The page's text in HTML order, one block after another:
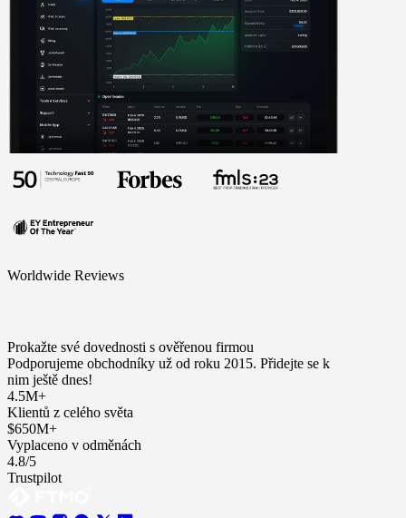
Worldwide Reviews
Prokažte své dovednosti s ověřenou firmou
Podporujeme obchodníky už od roku 2015. Přidejte se k
nim ještě dnes!
4.5M+
Klientů z celého světa
$650M+
Vyplaceno v odměnách
4.8/5
Trustpilot